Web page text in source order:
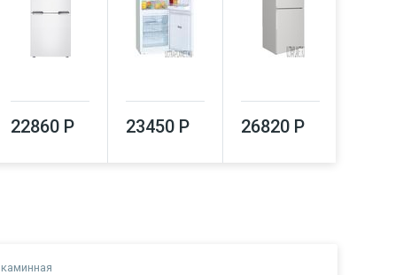
22860 Р 23450 Р 26820 Р
каминная